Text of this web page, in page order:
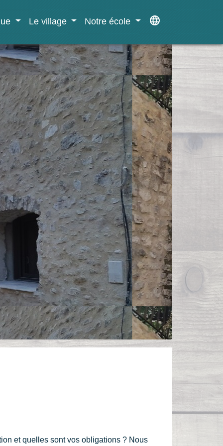
Le village Notre école language
et quelles sont vos obligations ? Nous